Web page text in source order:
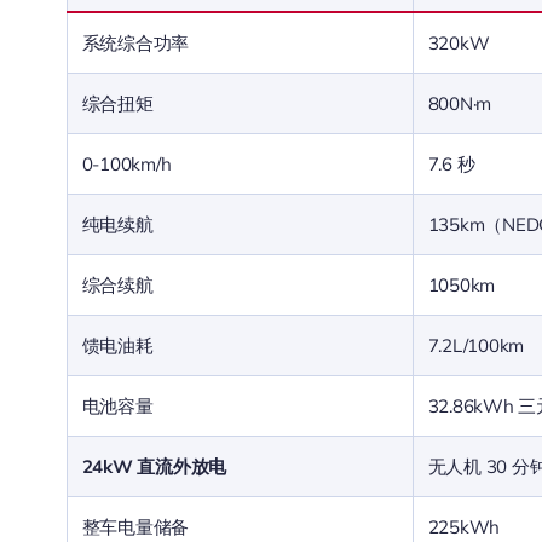
系统综合功率 320kW
综合扭矩 800N·m
0-100km/h 7.6 秒
纯电续航 135km（
综合续航 1050km
馈电油耗 7.2L/100km
电池容量 32.86kWh 三
24kW 直流外放电 无人机 30 分
整车电量储备 225kWh